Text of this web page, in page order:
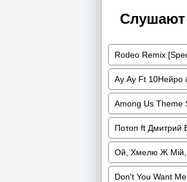
Слушают
Rodeo Remix
Ау Ау Ft 10Нейро
Among Us Theme
Потоп ft Дмитрий
Ой, Хмелю Ж
Don't You Want